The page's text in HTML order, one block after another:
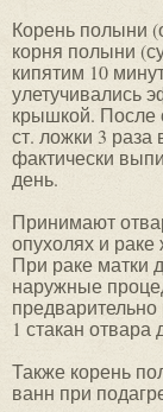
Корень полыни
корня полыни
кипятим 10
улетучивались
крышкой. После
ст. ложки 3 раза
фактически
день.
Принимают
опухолях и раке
При раке матки
наружные
1 стакан отвара
Также корень
ванн при